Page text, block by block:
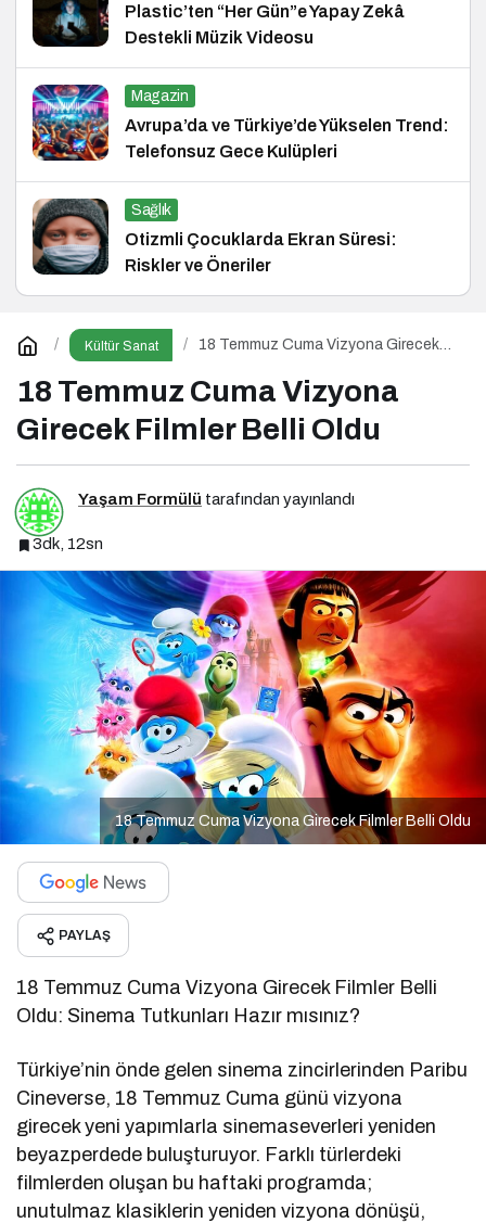
Plastic’ten “Her Gün”e Yapay Zekâ
Destekli Müzik Videosu
Magazin
Avrupa’da ve Türkiye’de Yükselen Trend:
Telefonsuz Gece Kulüpleri
Sağlık
Otizmli Çocuklarda Ekran Süresi:
Riskler ve Öneriler
Kültür Sanat
18 Temmuz Cuma Vizyona Girecek
18 Temmuz Cuma Vizyona
Girecek Filmler Belli Oldu
Yaşam Formülü tarafından yayınlandı
3dk, 12sn
18 Temmuz Cuma Vizyona Girecek Filmler Belli Oldu
PAYLAŞ
18 Temmuz Cuma Vizyona Girecek Filmler Belli
Oldu: Sinema Tutkunları Hazır mısınız?
Türkiye’nin önde gelen sinema zincirlerinden Paribu
Cineverse, 18 Temmuz Cuma günü vizyona
girecek yeni yapımlarla sinemaseverleri yeniden
beyazperdede buluşturuyor. Farklı türlerdeki
filmlerden oluşan bu haftaki programda;
unutulmaz klasiklerin yeniden vizyona dönüşü,